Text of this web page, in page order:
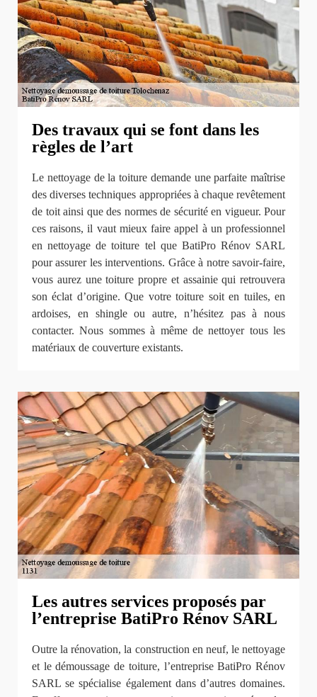
Des travaux qui se font dans les
règles de l’art
Le nettoyage de la toiture demande une parfaite maîtrise
des diverses techniques appropriées à chaque revêtement
de toit ainsi que des normes de sécurité en vigueur. Pour
ces raisons, il vaut mieux faire appel à un professionnel
en nettoyage de toiture tel que BatiPro Rénov SARL
pour assurer les interventions. Grâce à notre savoir-faire,
vous aurez une toiture propre et assainie qui retrouvera
son éclat d’origine. Que votre toiture soit en tuiles, en
ardoises, en shingle ou autre, n’hésitez pas à nous
contacter. Nous sommes à même de nettoyer tous les
matériaux de couverture existants.
Les autres services proposés par
l’entreprise BatiPro Rénov SARL
Outre la rénovation, la construction en neuf, le nettoyage
et le démoussage de toiture, l’entreprise BatiPro Rénov
SARL se spécialise également dans d’autres domaines.